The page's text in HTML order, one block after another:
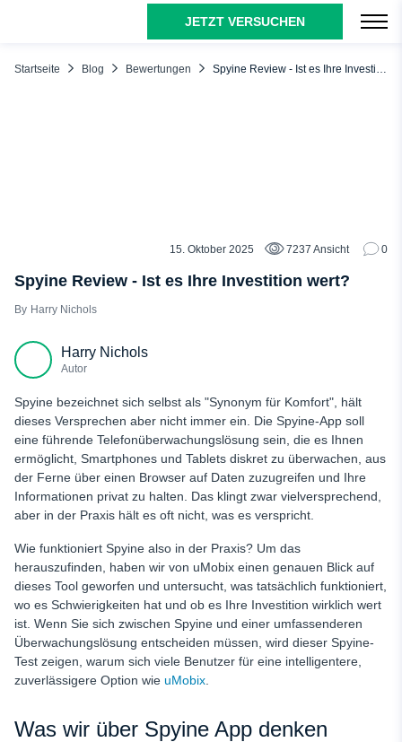
JETZT VERSUCHEN
Startseite Blog Bewertungen Spyine Review - Ist es Ihre Investition wert?
15. Oktober 2025 7237 Ansicht 0
Spyine Review - Ist es Ihre Investition wert?
Harry Nichols
Harry Nichols
Autor
Spyine bezeichnet sich selbst als "Synonym für Komfort", hält
dieses Versprechen aber nicht immer ein. Die Spyine-App soll
eine führende Telefonüberwachungslösung sein, die es Ihnen
ermöglicht, Smartphones und Tablets diskret zu überwachen, aus
der Ferne über einen Browser auf Daten zuzugreifen und Ihre
Informationen privat zu halten. Das klingt zwar vielversprechend,
aber in der Praxis hält es oft nicht, was es verspricht.
Wie funktioniert Spyine also in der Praxis? Um das
herauszufinden, haben wir von uMobix einen genauen Blick auf
dieses Tool geworfen und untersucht, was tatsächlich funktioniert,
wo es Schwierigkeiten hat und ob es Ihre Investition wirklich wert
ist. Wenn Sie sich zwischen Spyine und einer umfassenderen
Überwachungslösung entscheiden müssen, wird dieser Spyine-
Test zeigen, warum sich viele Benutzer für eine intelligentere,
zuverlässigere Option wie uMobix
Was wir über Spyine App denken
Was wir über Spyine App denken
Verfolgung sozialer Medien
Keylogger
SIM-Tracker
Echte Spyine-Bewertungen
Warum uMobix als Telefonüberwachungs-App besser ist als
Spyine
GPS-Ortung, der Sie vertrauen können
Unsichtbarer Betrieb (Stealth-Modus)
Gelöschte Daten wiederherstellen
Aufsicht über die sozialen Medien
Kein Rooting oder Jailbreaking erforderlich
Spyine vs. uMobix: Seite an Seite